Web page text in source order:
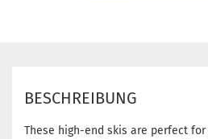
BESCHREIBUNG
These high-end skis are perfect